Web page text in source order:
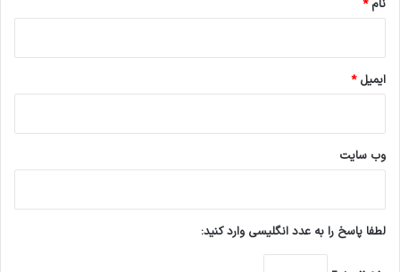
نام*
ایمیل*
وب‌ سایت
لطفا پاسخ را به عدد انگلیسی وارد کنید: